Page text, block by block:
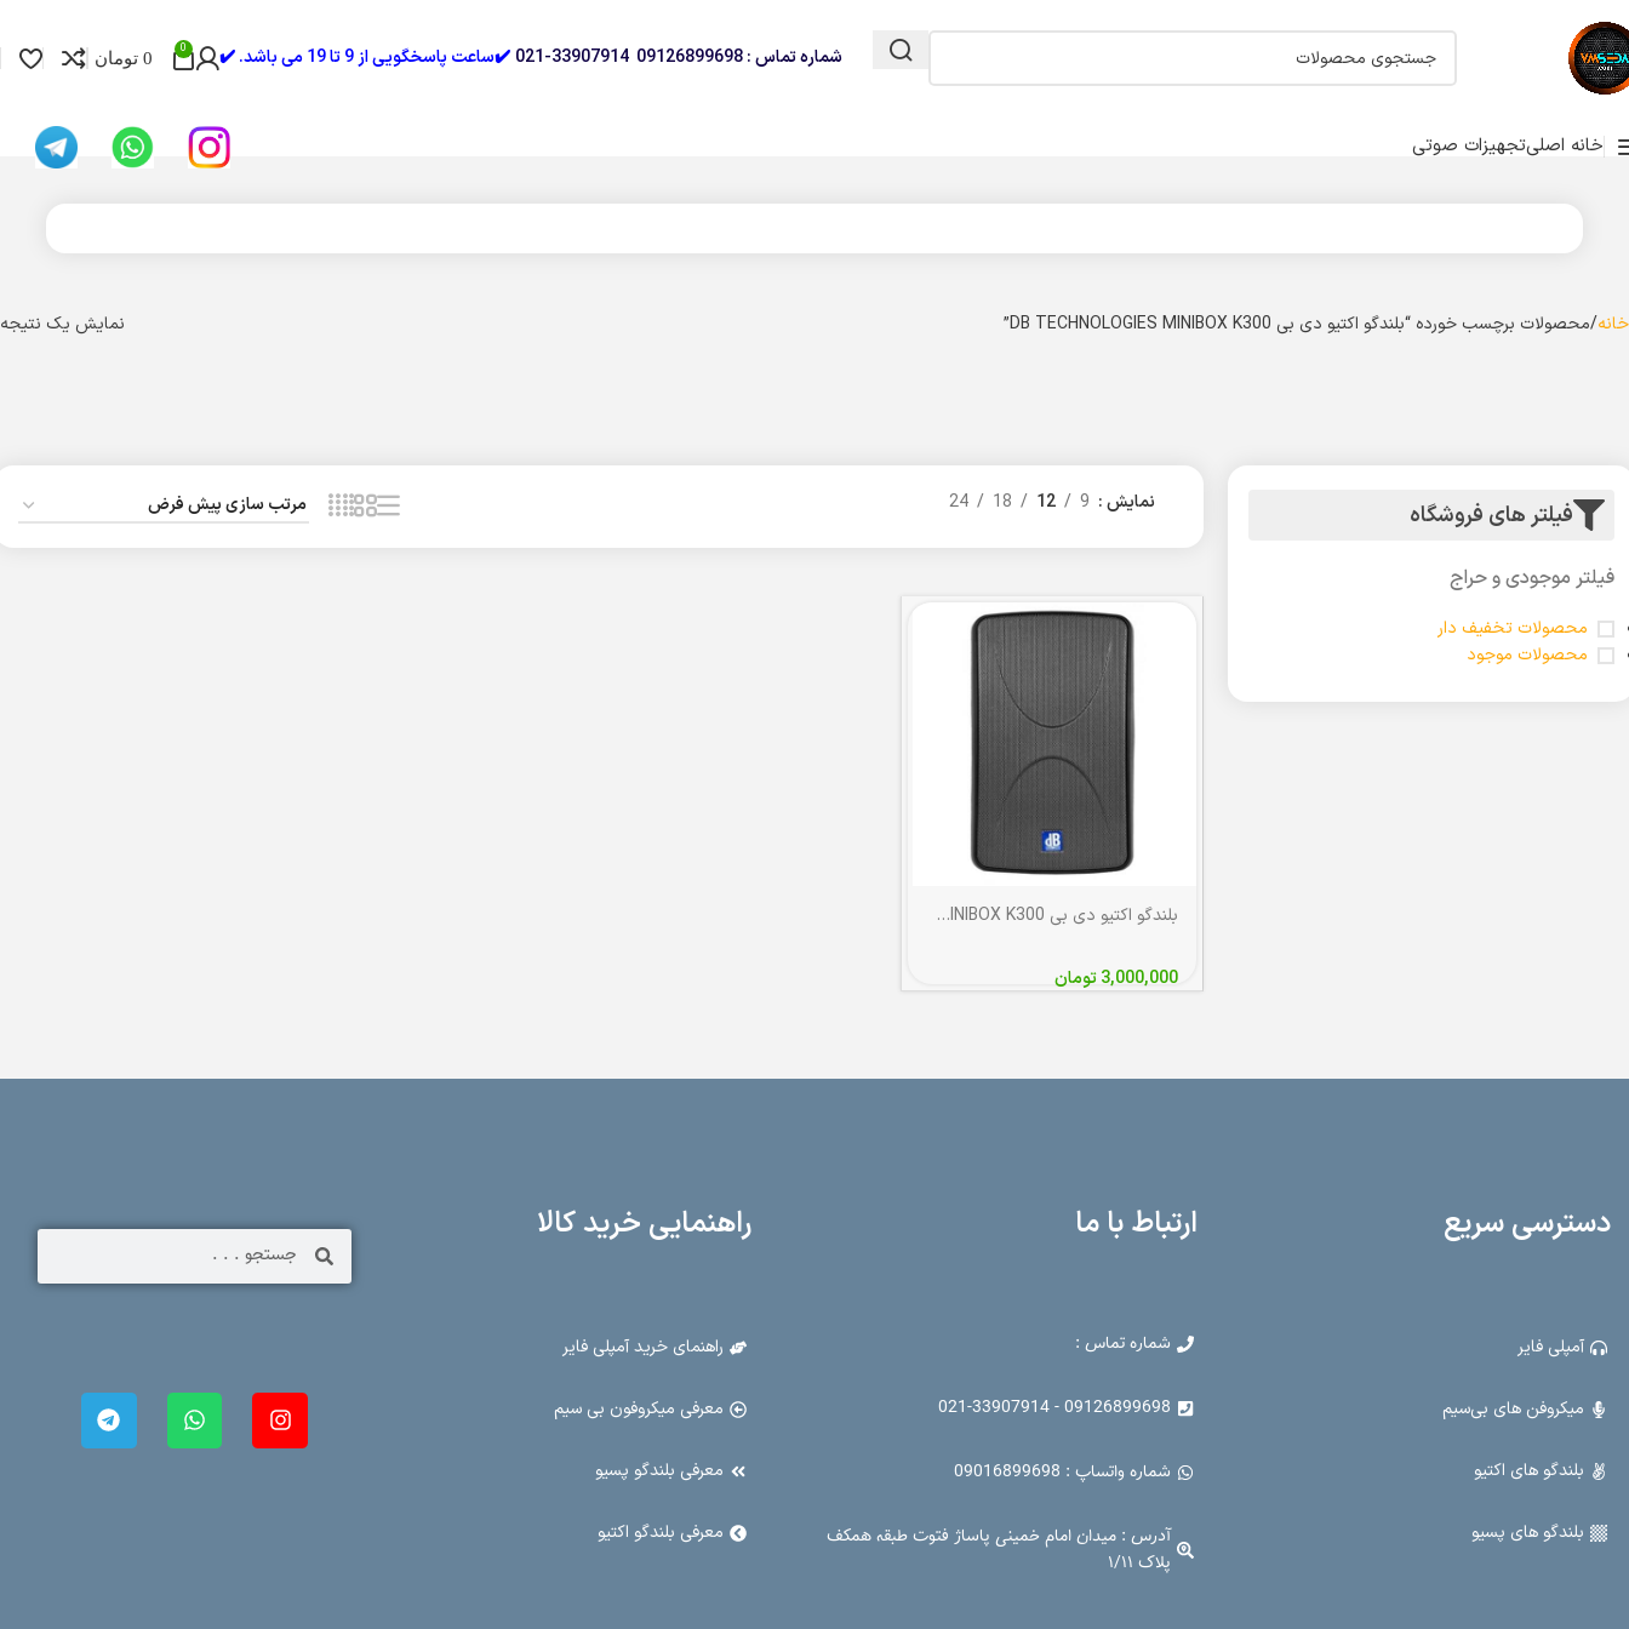
شماره تماس : 09126899698 33907914-021 ✔️ساعت پاسخگویی از 9 تا 19 می باشد. ✔️ 0
0 تومان
خانه اصلیتجهیزات صوتی
خانه محصولات برچسب خورده “بلندگو اکتیو دی بی DB TECHNOLOGIES MINIBOX K300” نمایش یک نتیجه
فیلتر های فروشگاه
فیلتر موجودی و حراج
محصولات تخفیف دار
محصولات موجود
نمایش 9
12
18
24
بلندگو اکتیو دی بی DB TECHNOLOGIES MINIBOX K300
3,000,000تومان
دسترسی سریع
آمپلی فایر
میکروفن های بی‌سیم
بلندگو های اکتیو
بلندگو های پسیو
ارتباط با ما
شماره تماس :
09126899698 - 021-33907914
شماره واتساپ : 09016899698
آدرس : میدان امام خمینی پاساژ فتوت طبقه همکف
پلاک ۱/۱۱
راهنمایی خرید کالا
راهنمای خرید آمپلی فایر
معرفی میکروفون بی سیم
معرفی بلندگو پسیو
معرفی بلندگو اکتیو